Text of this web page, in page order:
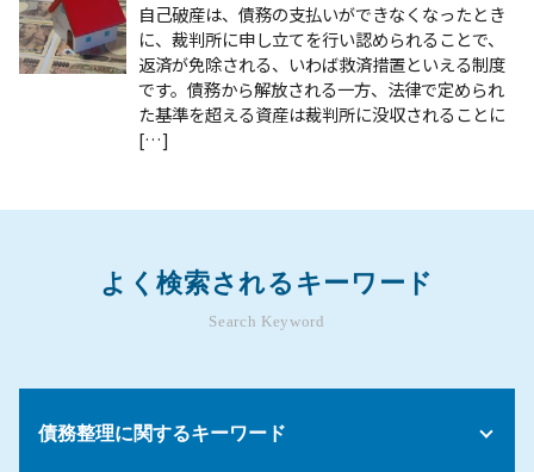
自己破産は、債務の支払いができなくなったとき
に、裁判所に申し立てを行い認められることで、
返済が免除される、いわば救済措置といえる制度
です。債務から解放される一方、法律で定められ
た基準を超える資産は裁判所に没収されることに
[…]
よく検索されるキーワード
Search Keyword
債務整理に関するキーワード